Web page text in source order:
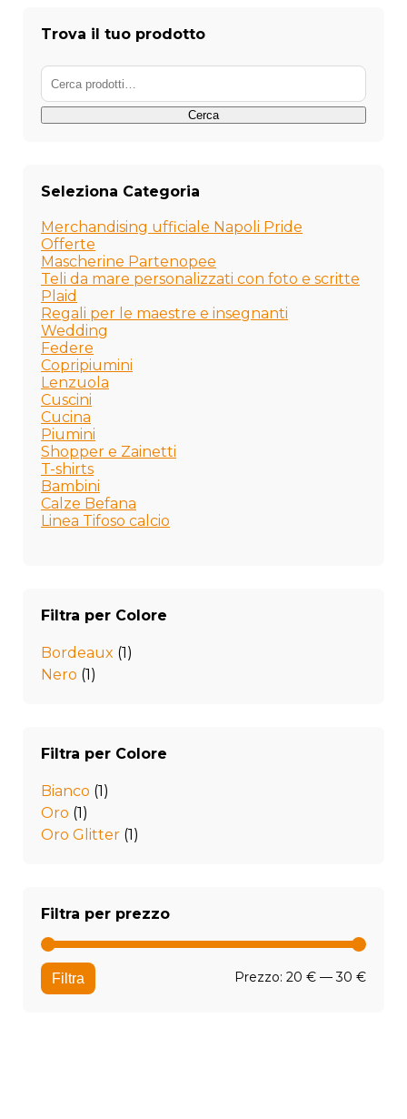
Trova il tuo prodotto
Cerca:
Cerca
Seleziona Categoria
Merchandising ufficiale Napoli Pride
Offerte
Mascherine Partenopee
Teli da mare personalizzati con foto e scritte
Plaid
Regali per le maestre e insegnanti
Wedding
Federe
Copripiumini
Lenzuola
Cuscini
Cucina
Piumini
Shopper e Zainetti
T-shirts
Bambini
Calze Befana
Linea Tifoso calcio
Filtra per Colore
Bordeaux (1)
Nero (1)
Filtra per Colore
Bianco (1)
Oro (1)
Oro Glitter (1)
Filtra per prezzo
Filtra Prezzo: 20 € —30 €
28,99 €
essere
del
prodotto